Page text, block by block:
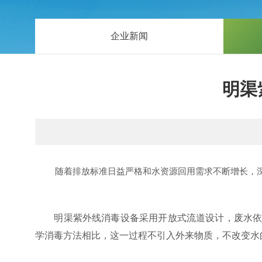
企业新闻
明
随着排放标准日益严格和水资源回用需求不断增长，深
明渠紫外线消毒设备采用开放式流道设计，废水依
学消毒方法相比，这一过程不引入外来物质，不改变